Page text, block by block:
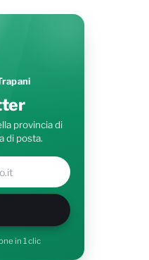
provincia di
di posta.
in 1 clic